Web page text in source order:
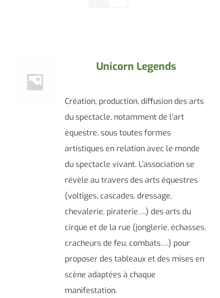
Unicorn Legends
Création, production, diffusion des arts
du spectacle, notamment de l’art
équestre, sous toutes formes
artistiques en relation avec le monde
du spectacle vivant. L’association se
révèle au travers des arts équestres
(voltiges, cascades, dressage,
chevalerie, piraterie….) des arts du
cirque et de la rue (jonglerie, échasses,
cracheurs de feu, combats….) pour
proposer des tableaux et des mises en
scène adaptées à chaque
manifestation.